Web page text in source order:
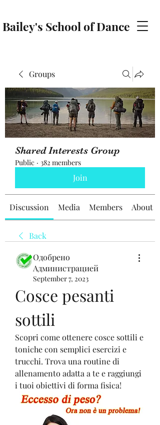
Bailey's School of Dance
Groups
Shared Interests Group
Public · 382 members
Join
Discussion Media Members About
Back
Одобрено
Администрацией
September 7, 2023
Cosce pesanti
sottili
Scopri come ottenere cosce sottili e
toniche con semplici esercizi e
trucchi. Trova una routine di
allenamento adatta a te e raggiungi
i tuoi obiettivi di forma fisica!